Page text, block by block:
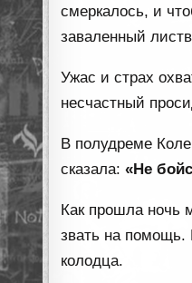
смеркалось, и
заваленный
Ужас и страх
несчастный
В полудреме
сказала:«Не
Как прошла ночь
звать на
колодца.